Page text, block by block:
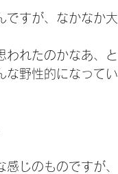
すが、なかなか大
われたのかなあ、
な野性的になって
感じのものですが